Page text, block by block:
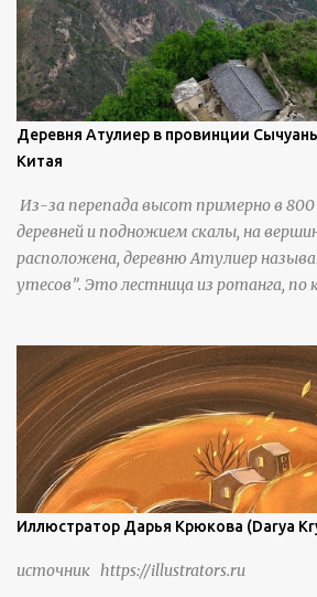
Деревня Атулиер в провинции
Китая
Из-за перепада высот примерно в
деревней и подножием скалы, на
расположена, деревню Атулиер
утесов”. Это лестница из ротанга,
стальными лестницами с защитными
передвижение детей и жителей
Подъем от подножия горы до вершины
часов. По словам местных жителей, их
в деревню, поскольку обнаружили,
приятный климат и природная среда,
проживания, ведения сельского
защитить их от бандитизма и войн. С
Иллюстратор Дарья Крюкова (Darya
источник https://illustrators.ru